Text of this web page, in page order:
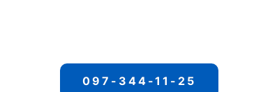
097-344-11-25